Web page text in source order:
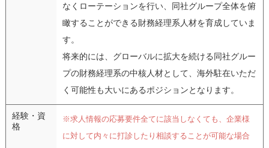
なくローテーションを行い、同社グループ全体を俯
瞰することができる財務経理系人材を育成していま
す。
将来的には、グローバルに拡大を続ける同社グルー
プの財務経理系の中核人材として、海外駐在いただ
く可能性も大いにあるポジションとなります。
経験・資
格
※求人情報の応募要件全てに該当しなくても、企業様
に対して内々に打診したり相談することが可能な場合